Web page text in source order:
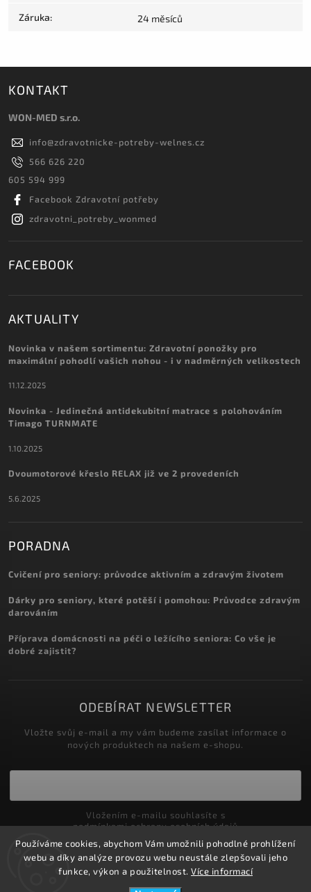
Používáme cookies, abychom Vám umožnili pohodlné prohlížení
webu a díky analýze provozu webu neustále zlepšovali jeho
funkce, výkon a použitelnost. Více informací
Záruka: 24 měsíců
KONTAKT
WON-MED s.r.o.
info@zdravotnicke-potreby-welnes.cz
566 626 220
605 594 999
Facebook Zdravotní potřeby
zdravotni_potreby_wonmed
FACEBOOK
AKTUALITY
Novinka v našem sortimentu: Zdravotní ponožky pro
maximální pohodlí vašich nohou - i v nadměrných velikostech
11.12.2025
Novinka - Jedinečná antidekubitní matrace s polohováním
Timago TURNMATE
1.10.2025
Dvoumotorové křeslo RELAX již ve 2 provedeních
5.6.2025
PORADNA
Cvičení pro seniory: průvodce aktivním a zdravým životem
Dárky pro seniory, které potěší i pomohou: Průvodce zdravým
darováním
Příprava domácnosti na péči o ležícího seniora: Co vše je
dobré zajistit?
ODEBÍRAT NEWSLETTER
Vložte svůj e-mail a my vám budeme zasílat informace o
nových produktech na našem e-shopu.
podmínkami ochrany osobních údajů
Přihlásit se